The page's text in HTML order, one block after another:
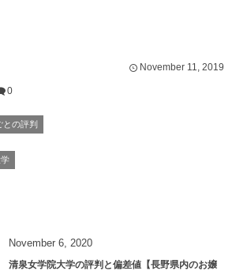
November 11, 2019
0
の評判
November 6, 2020
清泉女学院大学の評判と偏差値【長野県内のお嬢